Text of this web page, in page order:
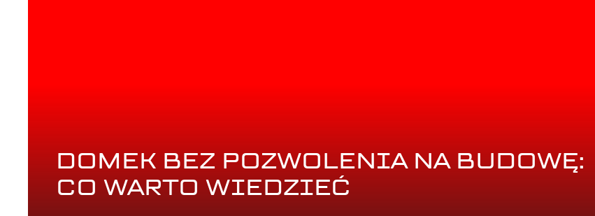
DOMEK BEZ POZWOLENIA NA BUDOWĘ:
CO WARTO WIEDZIEĆ